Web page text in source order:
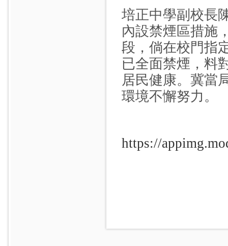
培正中學副校長
內設禁煙區措施
段，倘在校門指
已全面禁煙，料
居民健康。冀當
環境不懈努力。
https://